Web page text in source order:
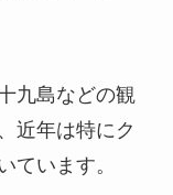
九島などの観
近年は特にク
ています。